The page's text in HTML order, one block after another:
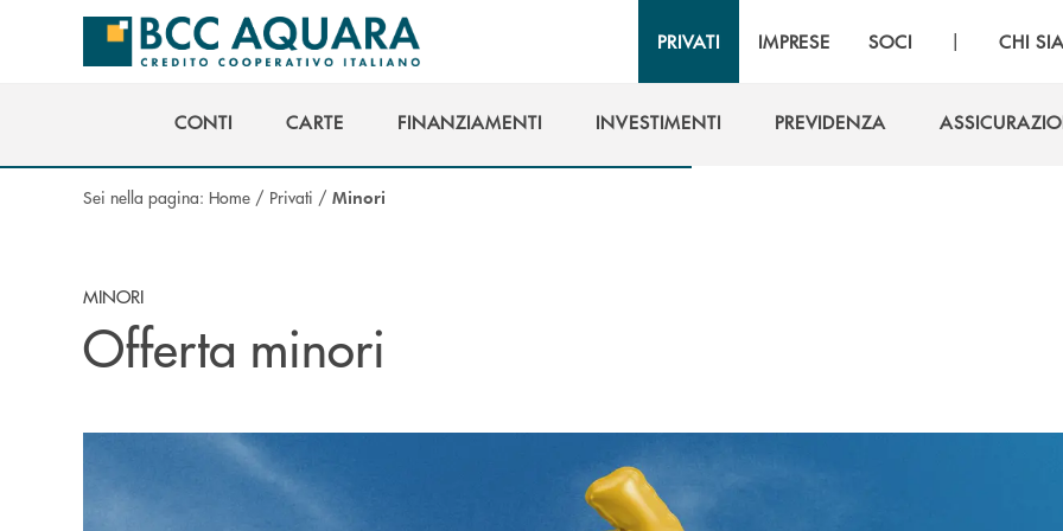
Salta al contenuto principale
PRIVATI IMPRESE SOCI | CHI
CONTI
CARTE
FINANZIAMENTI
INVESTIMENTI
PREVIDENZA
Sei nella pagina: Home / Privati / Minori
MINORI
Offerta minori